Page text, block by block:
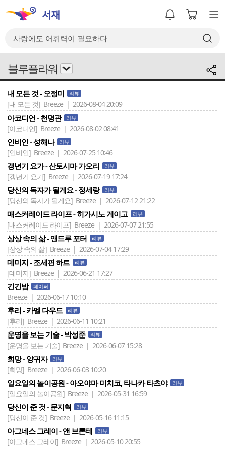
블루플라워
내 모든 것 - 오정미 리뷰
[내 모든 것] Breeze | 2026-08-04 20:09
아코디언 - 천명관 리뷰
[아코디언] Breeze | 2026-08-02 08:41
인비인 - 성해나 리뷰
[인비인] Breeze | 2026-07-25 10:46
갱년기 요가 - 산토시마 가오리 리뷰
[갱년기 요가] Breeze | 2026-07-19 17:24
당신의 독자가 될게요 - 정세랑 리뷰
[당신의 독자가 될게요] Breeze | 2026-07-12 21:22
매스커레이드 라이프 - 히가시노 게이고 리뷰
[매스커레이드 라이프] Breeze | 2026-07-07 21:55
상상 속의 삶 - 앤드루 포터 리뷰
[상상 속의 삶] Breeze | 2026-07-04 17:29
데미지 - 조세핀 하트 리뷰
[데미지] Breeze | 2026-06-21 17:27
긴긴밤 페이퍼
Breeze | 2026-06-17 10:10
후리 - 카멜 다우드 리뷰
[후리] Breeze | 2026-06-11 10:21
운명을 보는 기술 - 박성준 리뷰
[운명을 보는 기술] Breeze | 2026-06-07 15:28
희망 - 양귀자 리뷰
[희망] Breeze | 2026-06-03 10:20
일요일의 놀이공원 - 아오야마 미치코, 타나카 타츠야 리뷰
[일요일의 놀이공원] Breeze | 2026-05-31 16:59
당신이 준 것 - 문지혁 리뷰
[당신이 준 것] Breeze | 2026-05-16 11:15
아그네스 그레이 - 앤 브론테 리뷰
[아그네스 그레이] Breeze | 2026-05-10 20:55